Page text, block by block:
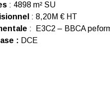
: 4898 m² SU
: 8,20M € HT
: E3C2 – BBCA
: DCE